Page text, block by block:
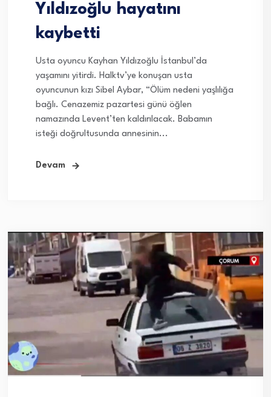
Yıldızoğlu hayatını
kaybetti
Usta oyuncu Kayhan Yıldızoğlu İstanbul’da
yaşamını yitirdi. Halktv’ye konuşan usta
oyuncunun kızı Sibel Aybar, “Ölüm nedeni yaşlılığa
bağlı. Cenazemiz pazartesi günü öğlen
namazında Levent’ten kaldırılacak. Babamın
isteği doğrultusunda annesinin...
Devam